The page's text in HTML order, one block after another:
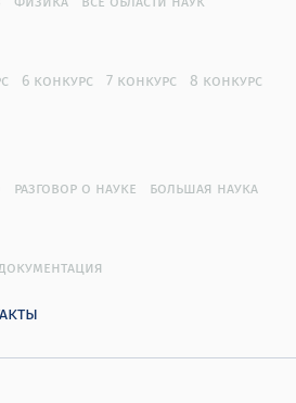
6 конкурс 7 конкурс
8 конкурс
разговор о науке большая наука